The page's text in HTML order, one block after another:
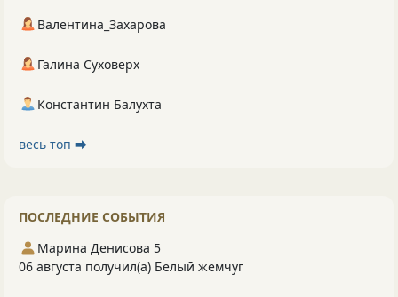
Валентина_Захарова
Галина Суховерх
Константин Балухта
весь топ ⮕
ПОСЛЕДНИЕ СОБЫТИЯ
Марина Денисова 5
06 августа получил(а) Белый жемчуг